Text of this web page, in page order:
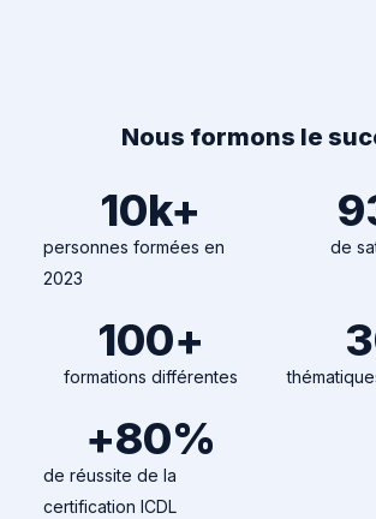
Nous formons le
personnes formées en
2023
10k+
de
formations différentes
100+
de réussite de la
certification ICDL
+80%